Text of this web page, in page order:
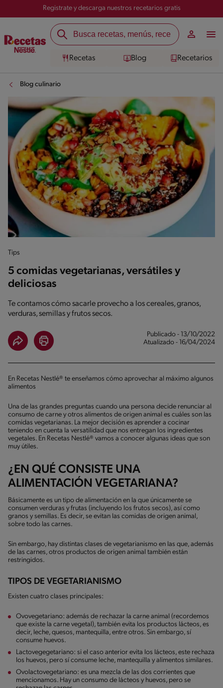
Registrate y descarga nuestros recetarios gratis
Recetas Blog Recetarios
Blog culinario
Tips
5 comidas vegetarianas, versátiles y
deliciosas
Te contamos cómo sacarle provecho a los cereales, granos,
verduras, semillas y frutos secos.
Publicado - 13/10/2022
Atualizado - 16/04/2024
En Recetas Nestlé® te enseñamos cómo aprovechar al máximo algunos
alimentos
Una de las grandes preguntas cuando una persona decide renunciar al
consumo de carne y otros alimentos de origen animal es cuáles son las
comidas vegetarianas. La mejor decisión es aprender a cocinar
teniendo en cuenta la versatilidad que nos entregan los ingredientes
vegetales. En Recetas Nestlé® vamos a conocer algunas ideas que son
muy útiles.
¿EN QUÉ CONSISTE UNA
ALIMENTACIÓN VEGETARIANA?
Básicamente es un tipo de alimentación en la que únicamente se
consumen verduras y frutas (incluyendo los frutos secos), así como
granos y semillas. Es decir, se evitan las comidas de origen animal,
sobre todo las carnes.
Sin embargo, hay distintas clases de vegetarianismo en las que, además
de las carnes, otros productos de origen animal también están
restringidos.
TIPOS DE VEGETARIANISMO
Existen cuatro clases principales:
Ovovegetariano: además de rechazar la carne animal (recordemos
que existe la carne vegetal), también evita los productos lácteos, es
decir, leche, quesos, mantequilla, entre otros. Sin embargo, sí
consume huevos.
Lactovegegetariano: si el caso anterior evita los lácteos, este rechaza
los huevos, pero sí consume leche, mantequilla y alimentos similares.
Ovolactovegetariano: es una mezcla de las dos corrientes que
mencionamos. Hay un consumo de lácteos y huevos, pero se